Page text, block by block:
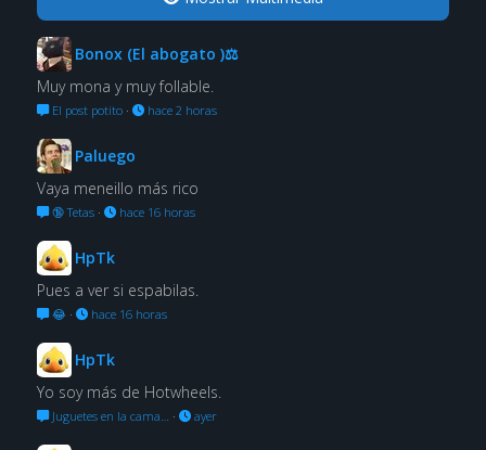
Bonox (El abogato )⚖
Muy mona y muy follable.
El post potito· hace 2 horas
Paluego
Vaya meneillo más rico
🔞 Tetas· hace 16 horas
HpTk
Pues a ver si espabilas.
😂· hace 16 horas
HpTk
Yo soy más de Hotwheels.
Juguetes en la cama… · ayer